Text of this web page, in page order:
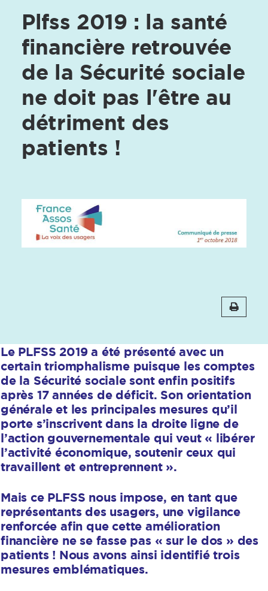
Plfss 2019 : la santé
financière retrouvée
de la Sécurité sociale
ne doit pas l'être au
détriment des
patients !
Le PLFSS 2019 a été présenté avec un
certain triomphalisme puisque les comptes
de la Sécurité sociale sont enfin positifs
après 17 années de déficit. Son orientation
générale et les principales mesures qu’il
porte s’inscrivent dans la droite ligne de
l’action gouvernementale qui veut « libérer
l’activité économique, soutenir ceux qui
travaillent et entreprennent ».
Mais ce PLFSS nous impose, en tant que
représentants des usagers, une vigilance
renforcée afin que cette amélioration
financière ne se fasse pas « sur le dos » des
patients ! Nous avons ainsi identifié trois
mesures emblématiques.